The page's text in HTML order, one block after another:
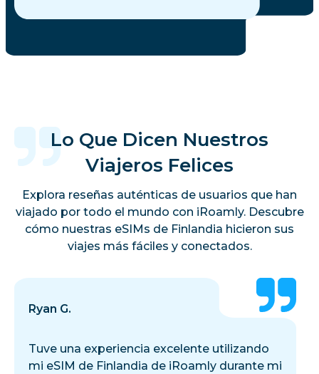
Lo Que Dicen Nuestros
Viajeros Felices
Explora reseñas auténticas de usuarios que han
viajado por todo el mundo con iRoamly. Descubre
cómo nuestras eSIMs de Finlandia hicieron sus
viajes más fáciles y conectados.
Ryan G.
Tuve una experiencia excelente utilizando
mi eSIM de Finlandia de iRoamly durante mi